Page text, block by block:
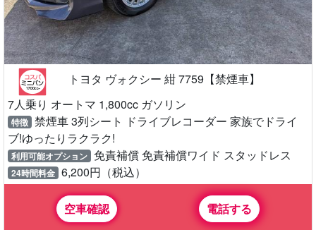
トヨタ ヴォクシー 紺 7759【禁煙車】
7人乗り オートマ 1,800cc ガソリン
特徴 禁煙車 3列シート ドライブレコーダー 家族でドライ
ブ!ゆったりラクラク!
利用可能オプション 免責補償 免責補償ワイド スタッドレス
24時間料金 6,200円（税込）
空車確認 電話する